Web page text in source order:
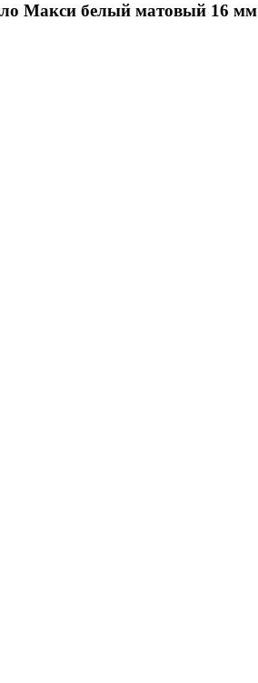
Макси белый матовый 16 мм